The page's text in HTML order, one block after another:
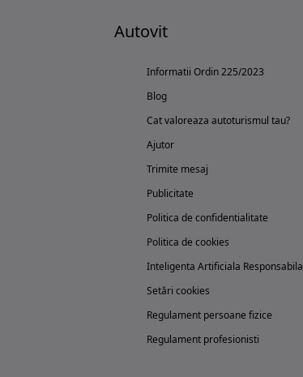
Autovit
Informatii Ordin 225/2023
Blog
Cat valoreaza autoturismul tau?
Ajutor
Trimite mesaj
Publicitate
Politica de confidentialitate
Politica de cookies
Inteligenta Artificiala Responsabila
Setări cookies
Regulament persoane fizice
Regulament profesionisti